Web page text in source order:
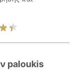
paloukis